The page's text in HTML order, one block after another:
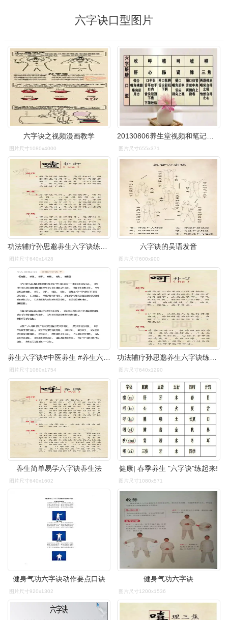
六字诀口型图片
六字诀之视频漫画教学
图片尺寸1080x4000 图片尺寸655x371
功法辅疗孙思邈养生六字诀练习吐纳最实用还可治愈各种慢性疾病
图片尺寸640x1428
六字诀的吴语发音
图片尺寸600x900
图片尺寸1080x1754 图片尺寸640x1290
养生简单易学六字诀养生法
图片尺寸640x1602
健康| 春季养生 "六字诀"练起来!
图片尺寸1080x571
健身气功六字诀动作要点口诀
图片尺寸920x1302
健身气功六字诀
图片尺寸1200x1536